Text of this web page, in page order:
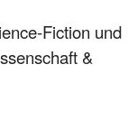
Fiction und
&